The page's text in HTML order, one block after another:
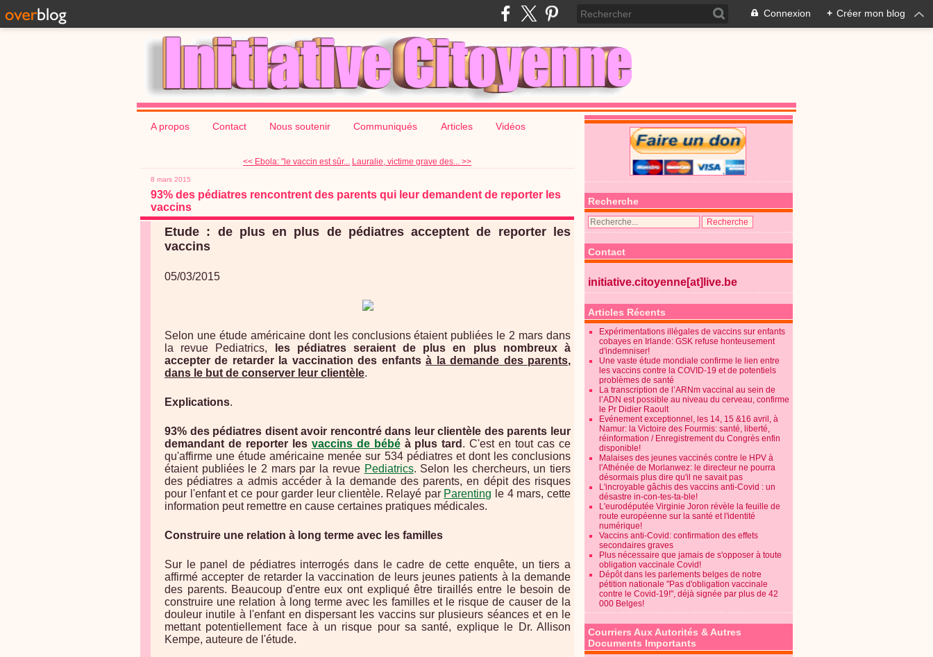
Connexion + Créer mon blog
A propos Contact Nous soutenir Communiqués Articles Vidéos
<< Ebola: "le vaccin est sûr... Lauralie, victime grave des... >>
8 mars 2015
93% des pédiatres rencontrent des parents qui leur demandent de reporter les
vaccins
Etude : de plus en plus de pédiatres acceptent de reporter les
vaccins
05/03/2015
Selon une étude américaine dont les conclusions étaient publiées le 2 mars dans
la revue Pediatrics,
les pédiatres seraient de plus en plus nombreux à
accepter de retarder la vaccination des enfantsà la demande des parents,
dans le but de conserver leur clientèle.
Explications.
93% des pédiatres disent avoir rencontré dans leur clientèle des parents leur
demandant de reporter les vaccins de bébéà plus tard . C'est en tout cas ce
qu'affirme une étude américaine menée sur 534 pédiatres et dont les conclusions
étaient publiées le 2 mars par la revue Pediatrics. Selon les chercheurs, un tiers
des pédiatres a admis accéder à la demande des parents, en dépit des risques
pour l'enfant et ce pour garder leur clientèle. Relayé par Parenting le 4 mars, cette
information peut remettre en cause certaines pratiques médicales.
Construire une relation à long terme avec les familles
Sur le panel de pédiatres interrogés dans le cadre de cette enquête, un tiers a
affirmé accepter de retarder la vaccination de leurs jeunes patients à la demande
des parents. Beaucoup d'entre eux ont expliqué être tiraillés entre le besoin de
construire une relation à long terme avec les familles et le risque de causer de la
douleur inutile à l'enfant en dispersant les vaccins sur plusieurs séances et en le
mettant potentiellement face à un risque pour sa santé, explique le Dr. Allison
Kempe, auteure de l'étude.
Recherche
Contact
initiative.citoyenne[at]live.be
Articles Récents
Expérimentations illégales de vaccins sur enfants
cobayes en Irlande: GSK refuse honteusement
d'indemniser!
Une vaste étude mondiale confirme le lien entre
les vaccins contre la COVID-19 et de potentiels
problèmes de santé
La transcription de l’ARNm vaccinal au sein de
l’ADN est possible au niveau du cerveau, confirme
le Pr Didier Raoult
Evénement exceptionnel, les 14, 15 &16 avril, à
Namur: la Victoire des Fourmis: santé, liberté,
réinformation / Enregistrement du Congrès enfin
disponible!
Malaises des jeunes vaccinés contre le HPV à
l'Athénée de Morlanwez: le directeur ne pourra
désormais plus dire qu'il ne savait pas
L'incroyable gâchis des vaccins anti-Covid : un
désastre in-con-tes-ta-ble!
L'eurodéputée Virginie Joron révèle la feuille de
route européenne sur la santé et l'identité
numérique!
Vaccins anti-Covid: confirmation des effets
secondaires graves
Plus nécessaire que jamais de s'opposer à toute
obligation vaccinale Covid!
Dépôt dans les parlements belges de notre
pétition nationale "Pas d'obligation vaccinale
contre le Covid-19!", déjà signée par plus de 42
000 Belges!
Courriers Aux Autorités & Autres
Documents Importants